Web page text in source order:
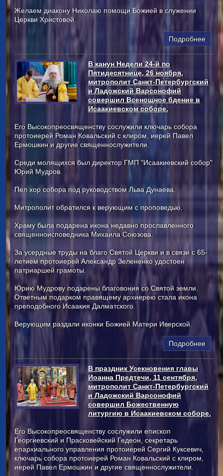
Желаем диакону Николаю помощи Божией в служении
Церкви Христовой.
Подробнее
В канун Недели 24-й по
Пятидесятнице, 26 ноября,
митрополит Санкт-Петербургский
и Ладожский Варсонофий
совершил Всенощное бдение в
Исаакиевском соборе.
Его Высокопреосвященству сослужили ключарь собора
протоиерей Роман Ковальский с клиром, иерей Павел
Ермошкин и другие священнослужители.
Среди молящихся был директор ГМП "Исаакиевский собор"
Юрий Мудров.
Пел хор собора под руководством Льва Дунаева.
Митрополит обратился к верующим с проповедью.
Храму была подарена икона недавно прославленного
священноисповедника Михаила Союзова.
За усердные труды на благо Святой Церкви и в связи с 65-
летием протоиерей Александр Зелененко удостоен
патриаршей грамоты.
Юрию Мудрову подарены благовония со Святой земли.
Ответным подарком правящему архиерею стала икона
преподобного Исаакия Далматского.
Верующим раздали иконки Божией Матери Иверской.
Подробнее
В праздник Усекновения главы
Иоанна Предтечи, 11 сентября,
митрополит Санкт-Петербургский
и Ладожский Варсонофий
совершил Божественную
литургию в Исаакиевском соборе.
Его Высокопреосвященству сослужили епископ
Георгиевский и Прасковейский Гедеон, секретарь
епархиального управления протоиерей Сергий Куксевич,
ключарь собора протоиерей Роман Ковальский с клиром,
иерей Павел Ермошкин и другие священнослужители.